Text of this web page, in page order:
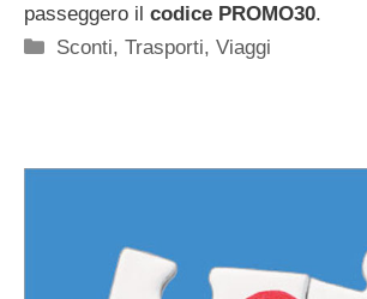
passeggero il codice PROMO30.
Categorie
Sconti,Trasporti,Viaggi